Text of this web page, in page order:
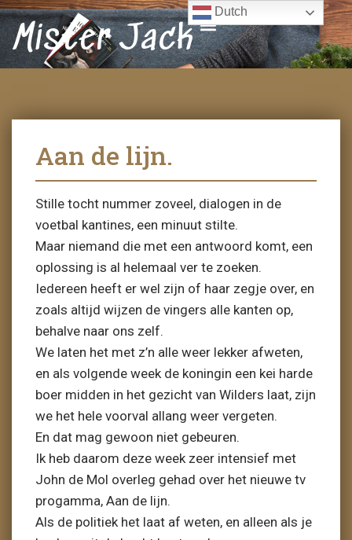
Mister Jack
Aan de lijn.
Stille tocht nummer zoveel, dialogen in de
voetbal kantines, een minuut stilte.
Maar niemand die met een antwoord komt, een
oplossing is al helemaal ver te zoeken.
Iedereen heeft er wel zijn of haar zegje over, en
zoals altijd wijzen de vingers alle kanten op,
behalve naar ons zelf.
We laten het met z’n alle weer lekker afweten,
en als volgende week de koningin een kei harde
boer midden in het gezicht van Wilders laat, zijn
we het hele voorval allang weer vergeten.
En dat mag gewoon niet gebeuren.
Ik heb daarom deze week zeer intensief met
John de Mol overleg gehad over het nieuwe tv
progamma, Aan de lijn.
Als de politiek het laat af weten, en alleen als je
Dutch